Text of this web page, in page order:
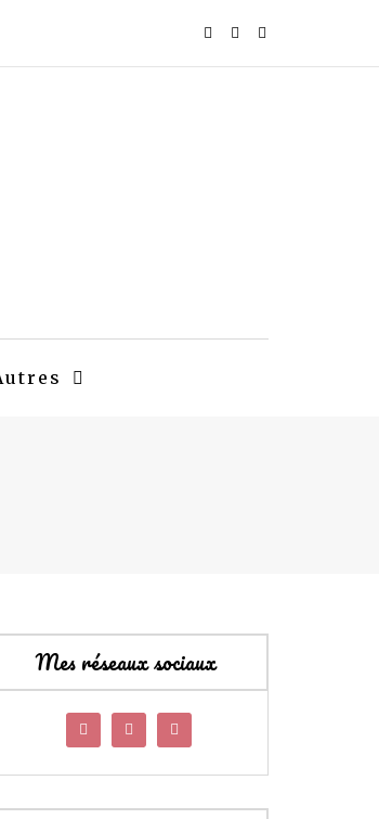
Mes réseaux sociaux